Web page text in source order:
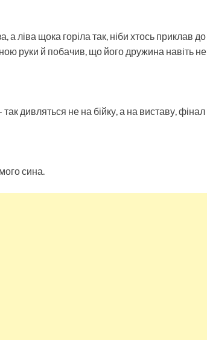
а ліва щока горіла так, ніби хтось приклав до
руки й побачив, що його дружина навіть не
дивляться не на бійку, а на виставу, фінал
сина.